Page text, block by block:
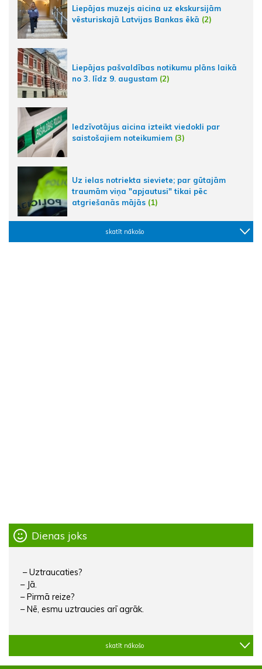
Liepājas muzejs aicina uz ekskursijām
vēsturiskajā Latvijas Bankas ēkā (2)
Liepājas pašvaldības notikumu plāns laikā
no 3. līdz 9. augustam (2)
Iedzīvotājus aicina izteikt viedokli par
saistošajiem noteikumiem (3)
Uz ielas notriekta sieviete; par gūtajām
traumām viņa "apjautusi" tikai pēc
atgriešanās mājās (1)
skatīt nākošo
Dienas joks
– Uztraucaties?
– Jā.
– Pirmā reize?
– Nē, esmu uztraucies arī agrāk.
skatīt nākošo